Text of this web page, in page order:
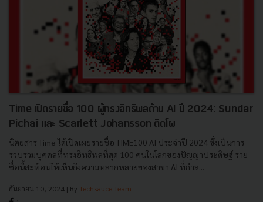
Time เปิดรายชื่อ 100 ผู้ทรงอิทธิพลด้าน AI ปี 2024: Sundar
Pichai และ Scarlett Johansson ติดโผ
นิตยสาร Time ได้เปิดเผยรายชื่อ TIME100 AI ประจำปี 2024 ซึ่งเป็นการ
รวบรวมบุคคลที่ทรงอิทธิพลที่สุด 100 คนในโลกของปัญญาประดิษฐ์ ราย
ชื่อนี้สะท้อนให้เห็นถึงความหลากหลายของสาขา AI ที่กำล...
กันยายน 10, 2024 | By Techsauce Team